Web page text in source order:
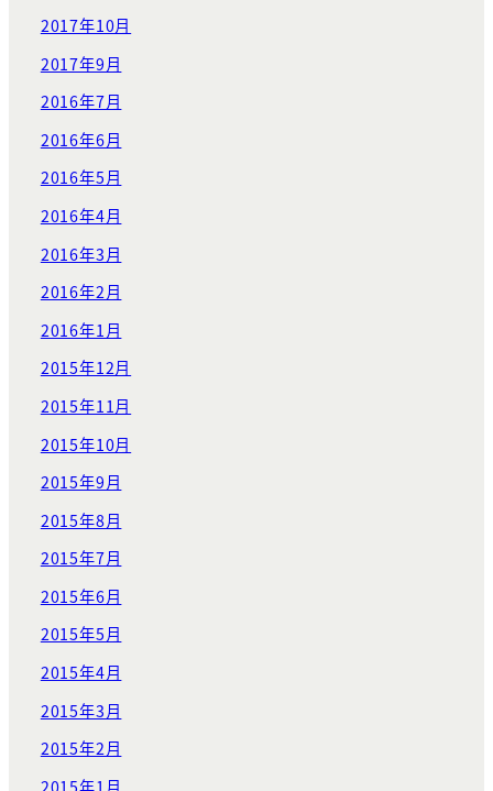
2017年10月
2017年9月
2016年7月
2016年6月
2016年5月
2016年4月
2016年3月
2016年2月
2016年1月
2015年12月
2015年11月
2015年10月
2015年9月
2015年8月
2015年7月
2015年6月
2015年5月
2015年4月
2015年3月
2015年2月
2015年1月